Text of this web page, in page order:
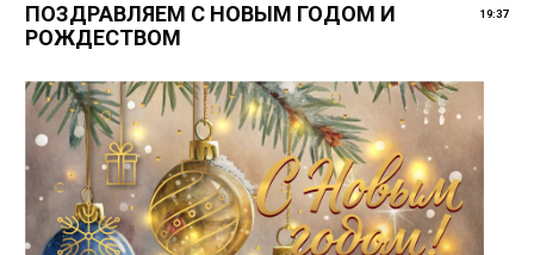
19:37
ПОЗДРАВЛЯЕМ С НОВЫМ ГОДОМ И
РОЖДЕСТВОМ